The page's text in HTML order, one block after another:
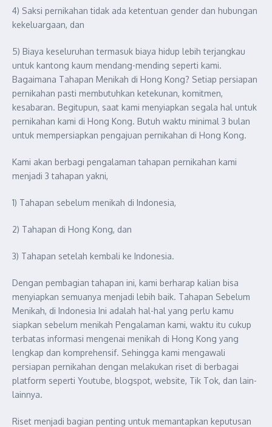
4) Saksi pernikahan tidak ada ketentuan gender dan hubungan
kekeluargaan, dan
5) Biaya keseluruhan termasuk biaya hidup lebih terjangkau
untuk kantong kaum mendang-mending seperti kami.
Bagaimana Tahapan Menikah di Hong Kong? Setiap persiapan
pernikahan pasti membutuhkan ketekunan, komitmen,
kesabaran. Begitupun, saat kami menyiapkan segala hal untuk
pernikahan kami di Hong Kong. Butuh waktu minimal 3 bulan
untuk mempersiapkan pengajuan pernikahan di Hong Kong.
Kami akan berbagi pengalaman tahapan pernikahan kami
menjadi 3 tahapan yakni,
1) Tahapan sebelum menikah di Indonesia,
2) Tahapan di Hong Kong, dan
3) Tahapan setelah kembali ke Indonesia.
Dengan pembagian tahapan ini, kami berharap kalian bisa
menyiapkan semuanya menjadi lebih baik. Tahapan Sebelum
Menikah, di Indonesia Ini adalah hal-hal yang perlu kamu
siapkan sebelum menikah Pengalaman kami, waktu itu cukup
terbatas informasi mengenai menikah di Hong Kong yang
lengkap dan komprehensif. Sehingga kami mengawali
persiapan pernikahan dengan melakukan riset di berbagai
platform seperti Youtube, blogspot, website, Tik Tok, dan lain-
lainnya.
Riset menjadi bagian penting untuk memantapkan keputusan